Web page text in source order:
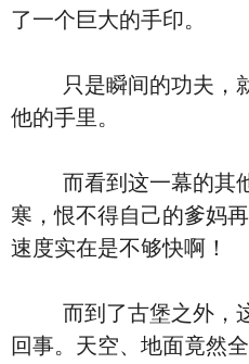
了一个巨大的手印。
只是瞬间的功夫，就
他的手里。
而看到这一幕的其他
寒，恨不得自己的爹妈
速度实在是不够快啊！
而到了古堡之外，这
回事。天空、地面竟然